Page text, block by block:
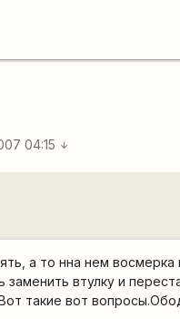
04:15 arrow_downward
а то нна нем
заменить втулку и
такие вот